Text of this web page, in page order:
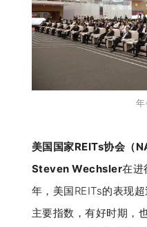
年
美国国家REITs协会（
Steven Wechsler在进
年，美国REITs的表现
主要指数，有好时期，